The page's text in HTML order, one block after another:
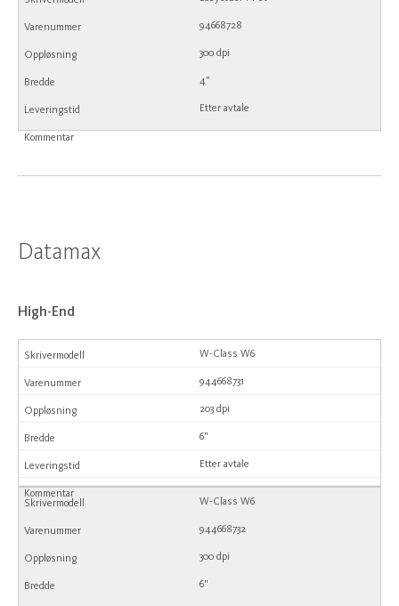
94668728
300 dpi
4"
Etter avtale
Datamax
High-End
W-Class W6
944668731
203 dpi
6"
Etter avtale
W-Class W6
944668732
300 dpi
6"